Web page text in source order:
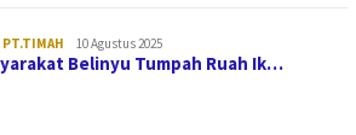
PT.TIMAH 10 Agustus 2025
Belinyu Tumpah Ruah Ik…